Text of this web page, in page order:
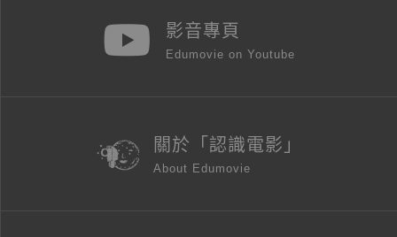
影音專頁
Edumovie on Youtube
關於「認識電影」
About Edumovie